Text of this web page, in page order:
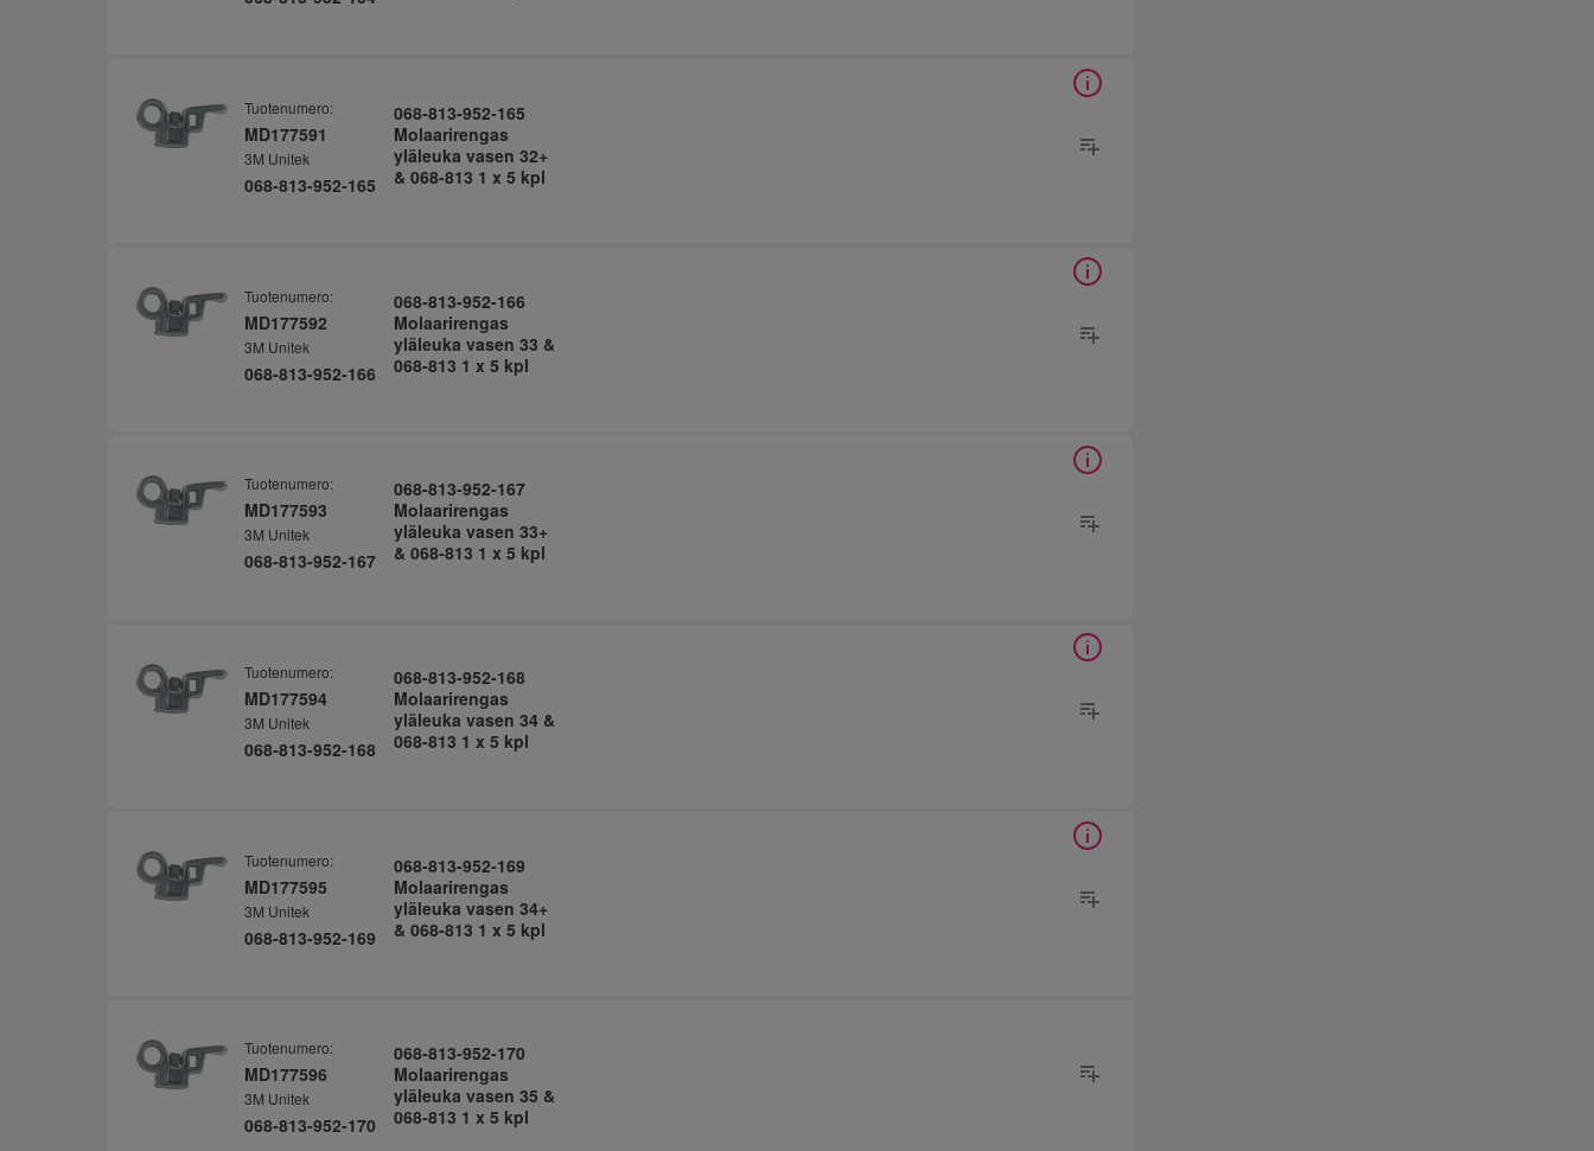
Tuotenumero:
MD177591
3M Unitek
068-813-952-165
068-813-952-165
Molaarirengas
yläleuka vasen 32+
& 068-813 1 x 5 kpl
Tuotenumero:
MD177592
3M Unitek
068-813-952-166
068-813-952-166
Molaarirengas
yläleuka vasen 33 &
068-813 1 x 5 kpl
Tuotenumero:
MD177593
3M Unitek
068-813-952-167
068-813-952-167
Molaarirengas
yläleuka vasen 33+
& 068-813 1 x 5 kpl
Tuotenumero:
MD177594
3M Unitek
068-813-952-168
068-813-952-168
Molaarirengas
yläleuka vasen 34 &
068-813 1 x 5 kpl
Tuotenumero:
MD177595
3M Unitek
068-813-952-169
068-813-952-169
Molaarirengas
yläleuka vasen 34+
& 068-813 1 x 5 kpl
Tuotenumero:
MD177596
3M Unitek
068-813-952-170
068-813-952-170
Molaarirengas
yläleuka vasen 35 &
068-813 1 x 5 kpl